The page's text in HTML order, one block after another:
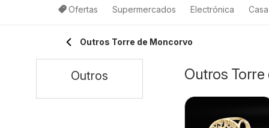
Ofertas Supermercados Electrónica
Outros Torre de Moncorvo
Outros
Outros